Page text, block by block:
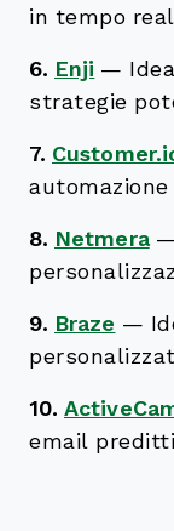
in tempo
6. Enji —
strategie
7.
8. Netmera
9. Braze —
10.
email